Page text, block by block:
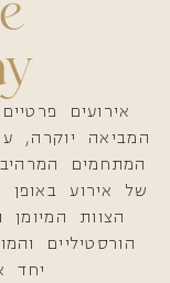
אירועים
המביאה יוקרה,
המתחמים
של אירוע באופן
הצוות המיומן
הורסטיליים
יחד